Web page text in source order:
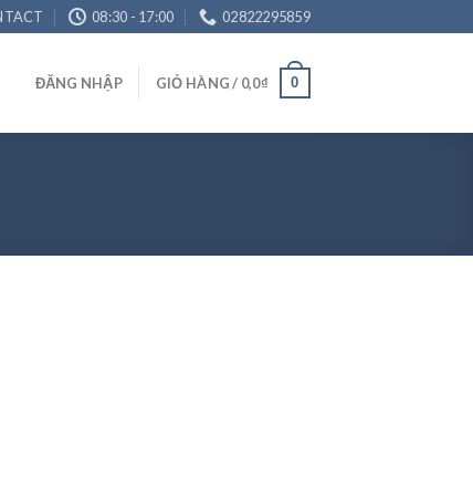
08:30 - 17:00 02822295859
ĐĂNG NHẬP GIỎ HÀNG / 0,0₫ 0